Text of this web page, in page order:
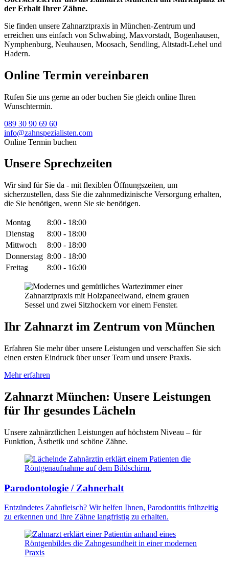
der Erhalt Ihrer Zähne.
Sie finden unsere Zahnarztpraxis in München-Zentrum und
erreichen uns einfach von Schwabing, Maxvorstadt, Bogenhausen,
Nymphenburg, Neuhausen, Moosach, Sendling, Altstadt-Lehel und
Hadern.
Online Termin vereinbaren
Rufen Sie uns gerne an oder buchen Sie gleich online Ihren
Wunschtermin.
089 30 90 69 60
info@zahnspezialisten.com
Online Termin buchen
Unsere Sprechzeiten
Wir sind für Sie da - mit flexiblen Öffnungszeiten, um
sicherzustellen, dass Sie die zahnmedizinische Versorgung erhalten,
die Sie benötigen, wenn Sie sie benötigen.
Montag
8:00 - 18:00
Dienstag
8:00 - 18:00
Mittwoch
8:00 - 18:00
Donnerstag 8:00 - 18:00
Freitag
8:00 - 16:00
Ihr Zahnarzt im Zentrum von München
Erfahren Sie mehr über unsere Leistungen und verschaffen Sie sich
einen ersten Eindruck über unser Team und unsere Praxis.
Mehr erfahren
Zahnarzt München: Unsere Leistungen
für Ihr gesundes Lächeln
Unsere zahnärztlichen Leistungen auf höchstem Niveau – für
Funktion, Ästhetik und schöne Zähne.
Parodontologie / Zahnerhalt
Entzündetes Zahnfleisch? Wir helfen Ihnen, Parodontitis frühzeitig
zu erkennen und Ihre Zähne langfristig zu erhalten.